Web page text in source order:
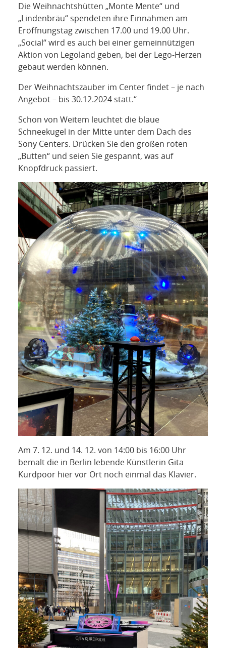
Die Weihnachtshütten „Monte Mente“ und
„Lindenbräu“ spendeten ihre Einnahmen am
Eröffnungstag zwischen 17.00 und 19.00 Uhr.
„Social“ wird es auch bei einer gemeinnützigen
Aktion von Legoland geben, bei der Lego-Herzen
gebaut werden können.
Der Weihnachtszauber im Center findet – je nach
Angebot – bis 30.12.2024 statt.“
Schon von Weitem leuchtet die blaue
Schneekugel in der Mitte unter dem Dach des
Sony Centers. Drücken Sie den großen roten
„Butten“ und seien Sie gespannt, was auf
Knopfdruck passiert.
Am 7. 12. und 14. 12. von 14:00 bis 16:00 Uhr
bemalt die in Berlin lebende Künstlerin Gita
Kurdpoor hier vor Ort noch einmal das Klavier.